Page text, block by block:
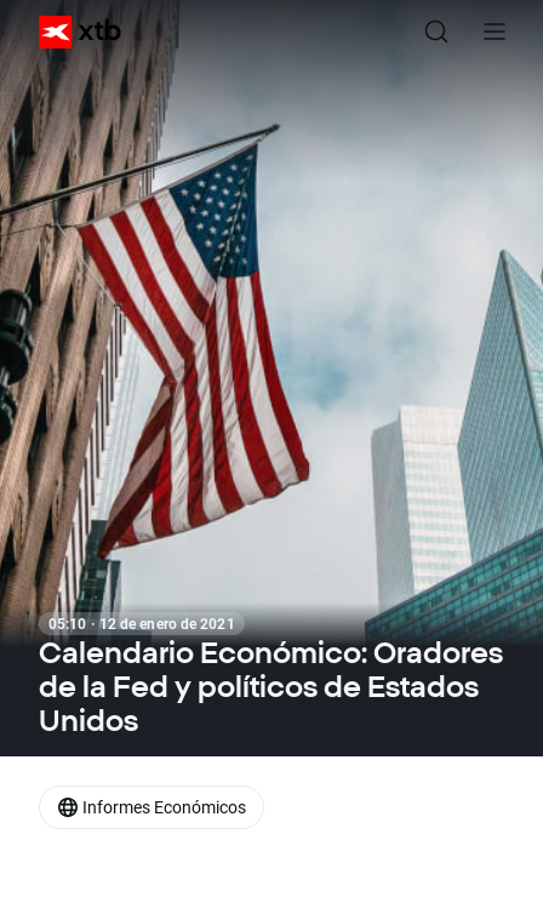
05:10 · 12 de enero de 2021
Calendario Económico: Oradores
de la Fed y políticos de Estados
Unidos
Informes Económicos